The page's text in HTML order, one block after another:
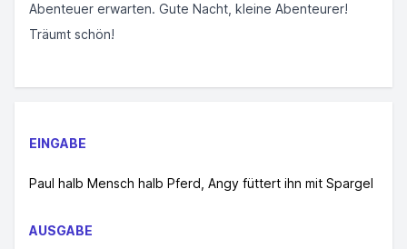
Abenteuer erwarten. Gute Nacht, kleine Abenteurer!
Träumt schön!
EINGABE
Paul halb Mensch halb Pferd, Angy füttert ihn mit Spargel
AUSGABE